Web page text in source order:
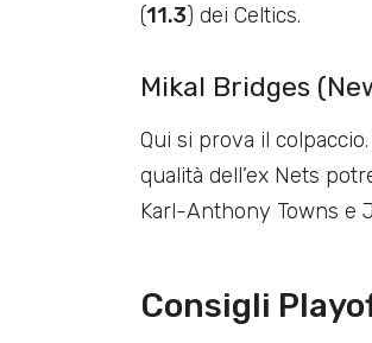
(11.3) dei Celtics.
Mikal Bridges
Qui si prova il
qualità dell’ex Nets
Karl-Anthony Towns e
Consigli